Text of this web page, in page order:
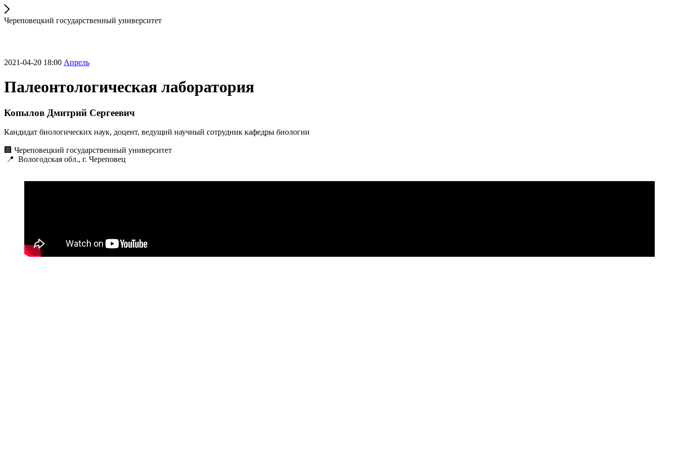
Череповецкий государственный университет
2021-04-20 18:00 Апрель
Палеонтологическая лаборатория
Копылов Дмитрий Сергеевич
Кандидат биологических наук, доцент, ведущий научный сотрудник кафедры биологии
🏢 Череповецкий государственный университет
📍 Вологодская обл., г. Череповец